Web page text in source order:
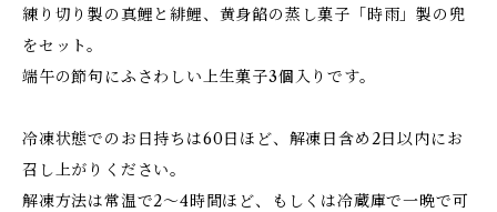
練り切り製の真鯉と緋鯉、黄身餡の蒸し菓子「時雨」製の兜
をセット。
端午の節句にふさわしい上生菓子3個入りです。
冷凍状態でのお日持ちは60日ほど、解凍日含め2日以内にお
召し上がりください。
解凍方法は常温で2～4時間ほど、もしくは冷蔵庫で一晩で可